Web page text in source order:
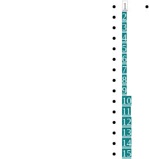
1
2
3
4
5
6
7
8
9
10
11
12
13
14
15